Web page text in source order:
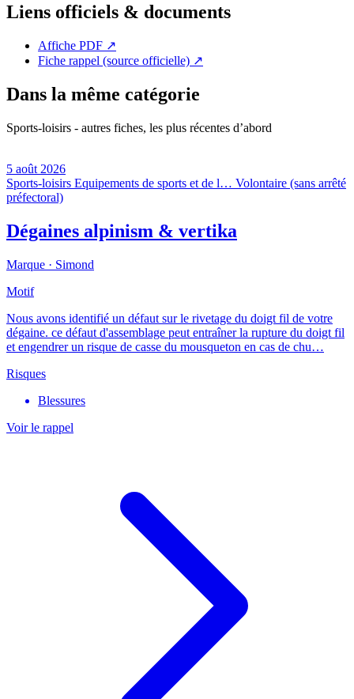
Liens officiels & documents
Affiche PDF ↗
Fiche rappel (source officielle) ↗
Dans la même catégorie
Sports-loisirs - autres fiches, les plus récentes d’abord
5 août 2026
Sports-loisirs Equipements de sports et de l… Volontaire (sans arrêté
préfectoral)
Dégaines alpinism & vertika
Marque · Simond
Motif
Nous avons identifié un défaut sur le rivetage du doigt fil de votre
dégaine. ce défaut d'assemblage peut entraîner la rupture du doigt fil
et engendrer un risque de casse du mousqueton en cas de chu…
Risques
Blessures
Voir le rappel